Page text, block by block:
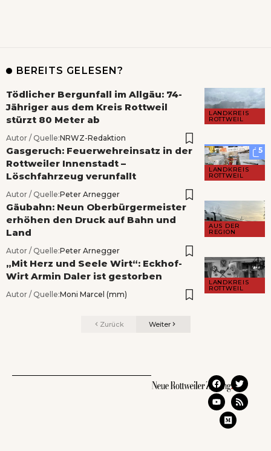
BEREITS GELESEN?
LANDKREIS
ROTTWEIL
Tödlicher Bergunfall im Allgäu: 74-
Jähriger aus dem Kreis Rottweil
stürzt 80 Meter ab
Autor / Quelle:NRWZ-Redaktion
5
LANDKREIS
ROTTWEIL
Gasgeruch: Feuerwehreinsatz in der
Rottweiler Innenstadt –
Löschfahrzeug verunfallt
Autor / Quelle:Peter Arnegger
AUS DER
REGION
Gäubahn: Neun Oberbürgermeister
erhöhen den Druck auf Bahn und
Land
Autor / Quelle:Peter Arnegger
LANDKREIS
ROTTWEIL
„Mit Herz und Seele Wirt“: Eckhof-
Wirt Armin Daler ist gestorben
Autor / Quelle:Moni Marcel (mm)
Zurück Weiter